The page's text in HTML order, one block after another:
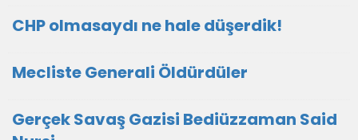
CHP olmasaydı ne hale düşerdik!
Mecliste Generali Öldürdüler
Gerçek Savaş Gazisi Bediüzzaman Said